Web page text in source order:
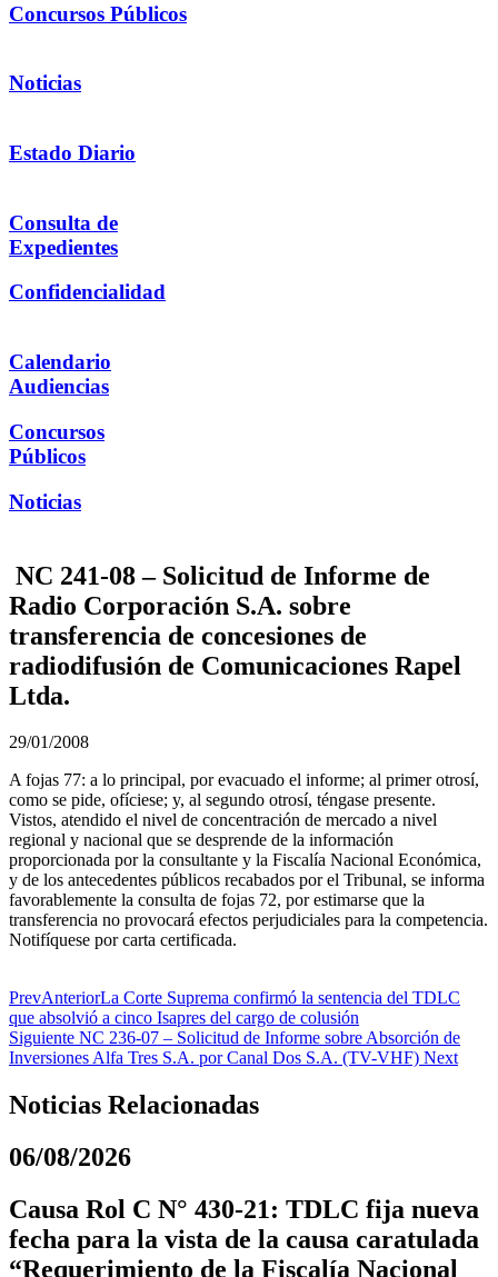
Concursos Públicos
Noticias
Estado Diario
Consulta de
Expedientes
Confidencialidad
Calendario
Audiencias
Concursos
Públicos
Noticias
NC 241-08 – Solicitud de Informe de
Radio Corporación S.A. sobre
transferencia de concesiones de
radiodifusión de Comunicaciones Rapel
Ltda.
29/01/2008
A fojas 77: a lo principal, por evacuado el informe; al primer otrosí,
como se pide, ofíciese; y, al segundo otrosí, téngase presente.
Vistos, atendido el nivel de concentración de mercado a nivel
regional y nacional que se desprende de la información
proporcionada por la consultante y la Fiscalía Nacional Económica,
y de los antecedentes públicos recabados por el Tribunal, se informa
favorablemente la consulta de fojas 72, por estimarse que la
transferencia no provocará efectos perjudiciales para la competencia.
Notifíquese por carta certificada.
PrevAnteriorLa Corte Suprema confirmó la sentencia del TDLC
que absolvió a cinco Isapres del cargo de colusión
Siguiente NC 236-07 – Solicitud de Informe sobre Absorción de
Inversiones Alfa Tres S.A. por Canal Dos S.A. (TV-VHF) Next
Noticias Relacionadas
06/08/2026
Causa Rol C N° 430-21: TDLC fija nueva
fecha para la vista de la causa caratulada
“Requerimiento de la Fiscalía Nacional